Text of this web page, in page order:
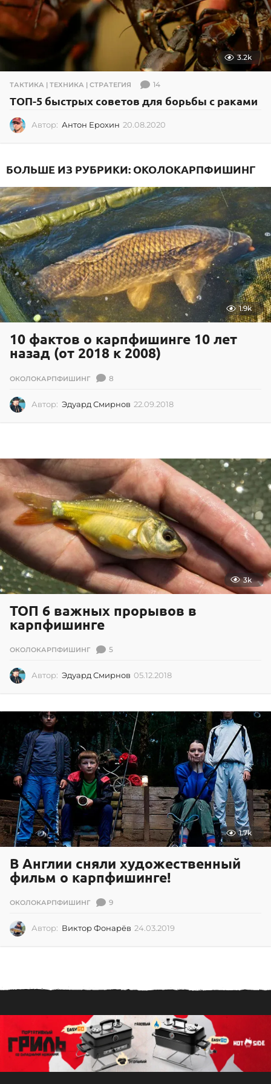
3.2k
ТАКТИКА | ТЕХНИКА | СТРАТЕГИЯ 14
ТОП-5 быстрых советов для борьбы с раками
Автор: Антон Ерохин 20.08.2020
8
2
0
2
0
БОЛЬШЕ ИЗ РУБРИКИ: ОКОЛОКАРПФИШИНГ
1.9k
10 фактов о карпфишинге 10 лет
назад (от 2018 к 2008)
ОКОЛОКАРПФИШИНГ 8
Автор: Эдуард Смирнов 22.09.2018
.
2
0
1
8
3k
ТОП 6 важных прорывов в
карпфишинге
ОКОЛОКАРПФИШИНГ 5
Автор: Эдуард Смирнов 05.12.2018
1
2
2
0
1
8
1.7k
В Англии сняли художественный
фильм о карпфишинге!
ОКОЛОКАРПФИШИНГ 9
Автор: Виктор Фонарёв 24.03.2019
1
9